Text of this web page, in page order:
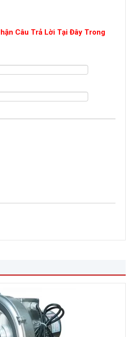
Câu Trả Lời Tại Đây Trong